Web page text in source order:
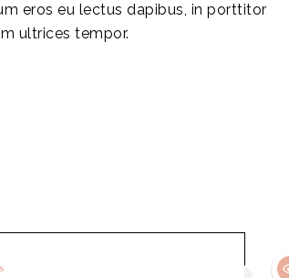
eros eu lectus dapibus, in porttitor
ultrices tempor.